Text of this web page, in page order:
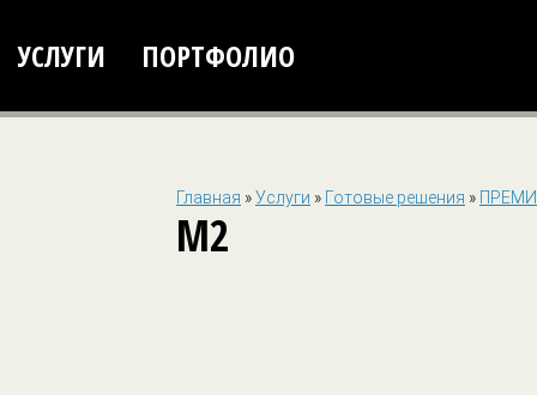
УСЛУГИ ПОРТФОЛИО
Главная »Услуги » Готовые решения »
M2